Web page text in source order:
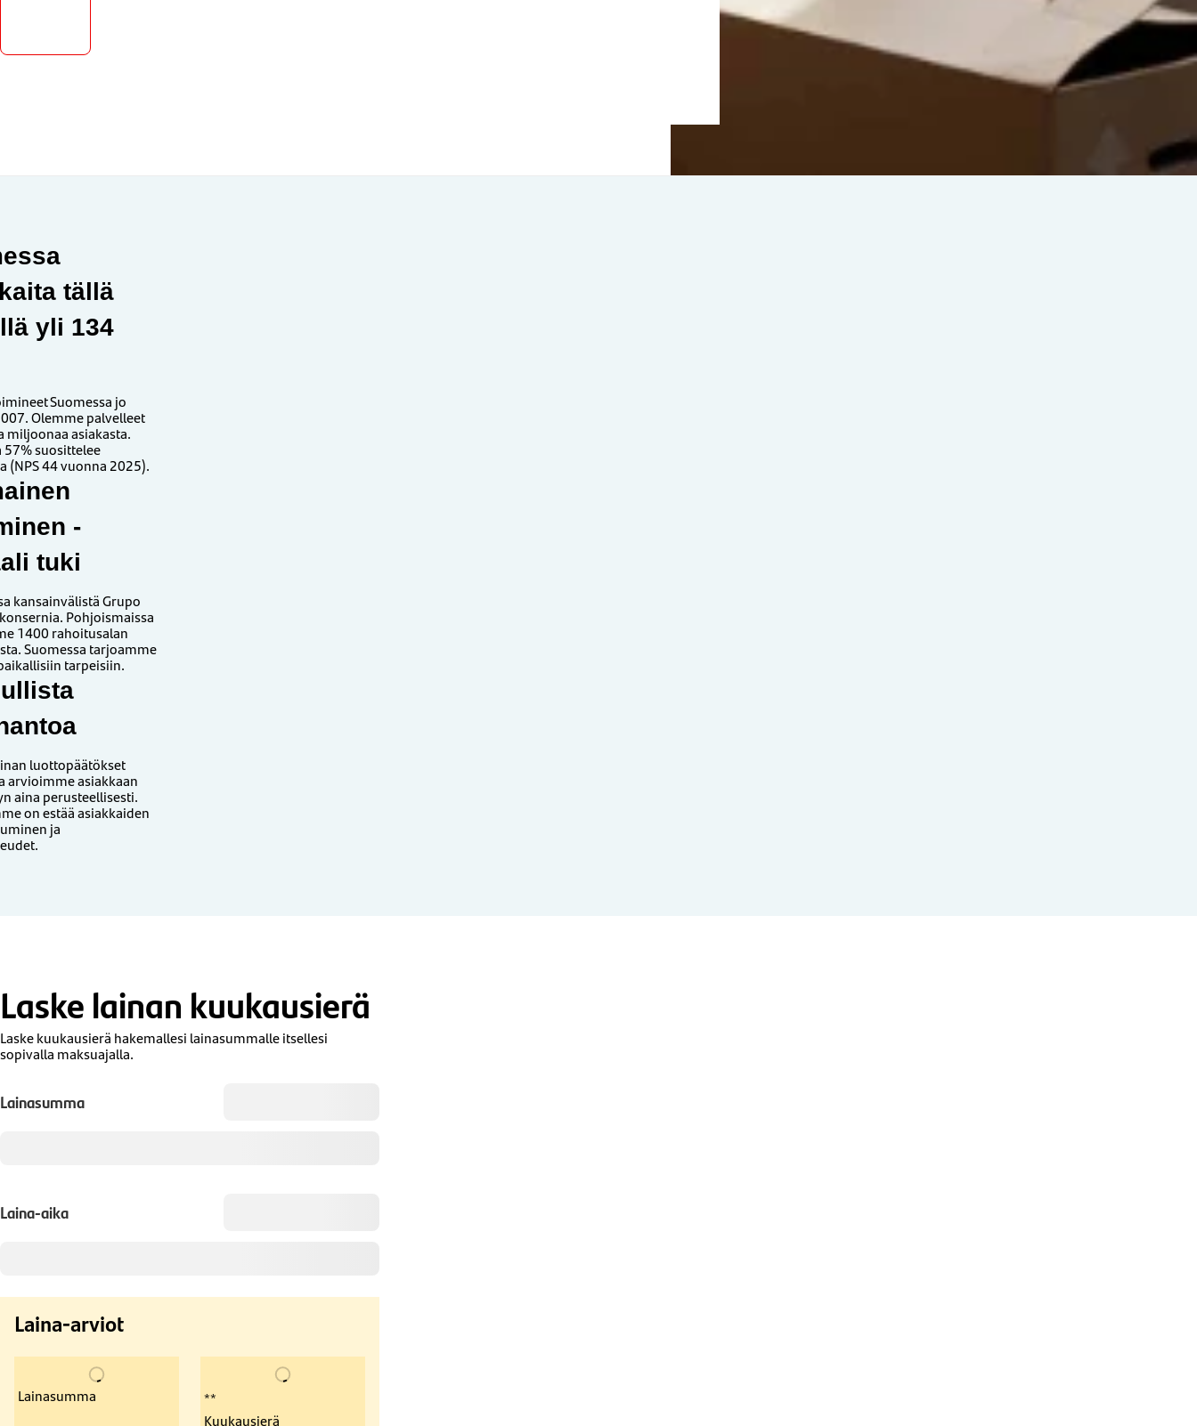
tällä
yli 134
Suomessa jo
Olemme palvelleet
miljoonaa asiakasta.
57% suosittelee
(NPS 44 vuonna 2025).
-
tuki
kansainvälistä Grupo
Pohjoismaissa
1400 rahoitusalan
Suomessa tarjoamme
tarpeisiin.
luottopäätökset
arvioimme asiakkaan
aina perusteellisesti.
on estää asiakkaiden
ja
Laske lainan kuukausierä
Laske kuukausierä hakemallesi lainasummalle itsellesi
sopivalla maksuajalla.
Lainasumma
Laina-aika
Laina-arviot
Lainasumma
**
Kuukausierä